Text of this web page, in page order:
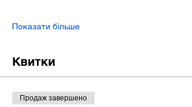
Показати більше
Квитки
Продаж завершено